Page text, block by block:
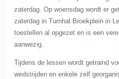
zaterdag. Op woensdag wordt er
zaterdag in Turnhal Broekplein in
toestellen al opgezet en is een
aanwezig.
Tijdens de lessen wordt getraind
wedstrijden en enkele zelf